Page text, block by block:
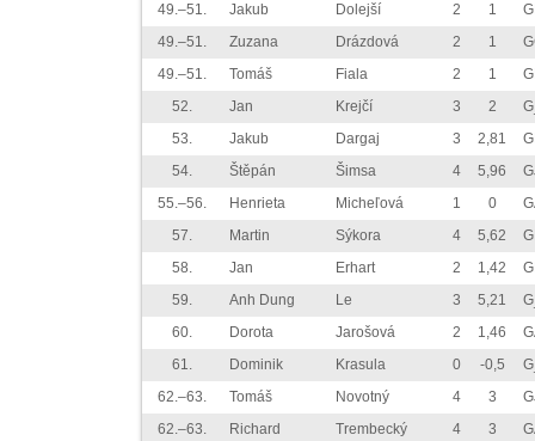
49.–51.
Jakub Dolejší 2 1
49.–51.
Zuzana Drázdová 2 1
49.–51.
Tomáš Fiala 2 1
52.
Jan Krejčí 3 2
53.
Jakub Dargaj 3 2,81
54.
Štěpán Šimsa 4 5,96
55.–56.
Henrieta Micheľová 1 0
57.
Martin Sýkora 4 5,62
58.
Jan Erhart 2 1,42
59.
Anh Dung Le 3 5,21
60.
Dorota Jarošová 2 1,46
61.
Dominik Krasula 0 -0,5
62.–63.
Tomáš Novotný 4 3
62.–63.
Richard Trembecký 4 3